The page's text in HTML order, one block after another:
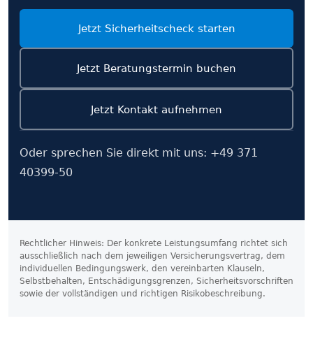
Jetzt Sicherheits­check starten
Jetzt Beratungs­termin buchen
Jetzt Kontakt aufnehmen
Oder sprechen Sie direkt mit uns: +49 371
40399-50
Rechtlicher Hinweis: Der konkrete Leistungs­umfang richtet sich
ausschließlich nach dem jeweiligen Versicherungs­vertrag, dem
individuellen Bedingungs­werk, den vereinbarten Klauseln,
Selbst­behalten, Entschädigungs­grenzen, Sicherheits­vorschriften
sowie der vollständigen und richtigen Risiko­beschreibung.